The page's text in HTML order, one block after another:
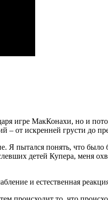
игре МакКонахи, но и
от искренней грусти до
Я пытался понять, что
детей Купера, меня
и естественная